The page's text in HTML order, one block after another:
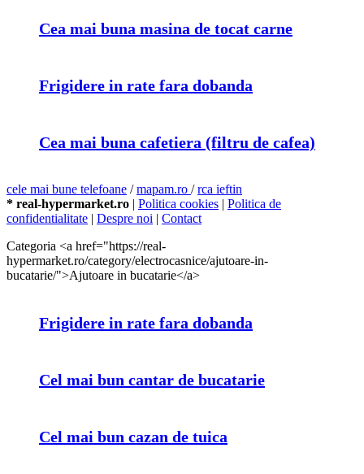
Cea mai buna masina de tocat carne
Frigidere in rate fara dobanda
Cea mai buna cafetiera (filtru de cafea)
cele mai bune telefoane /mapam.ro /rca ieftin
* real-hypermarket.ro | Politica cookies | Politica de
confidentialitate | Despre noi | Contact
Categoria <a href="https://real-
hypermarket.ro/category/electrocasnice/ajutoare-in-
bucatarie/">Ajutoare in bucatarie</a>
Frigidere in rate fara dobanda
Cel mai bun cantar de bucatarie
Cel mai bun cazan de tuica